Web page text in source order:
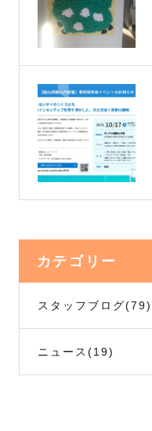
カテゴリー
スタッフブログ(79)
ニュース (19)